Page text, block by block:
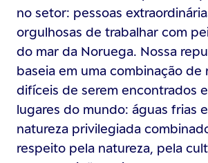
no setor: pessoas
orgulhosas de trabalhar com
do mar da Noruega. Nossa
baseia em uma combinação de
difíceis de serem encontrados
lugares do mundo: águas frias
natureza privilegiada
respeito pela natureza, pela